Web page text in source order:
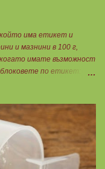
който има етикет и
и мазнини в 100 г,
имате възможност
по етикет:
за 1 блок.
продукт = мазнините за